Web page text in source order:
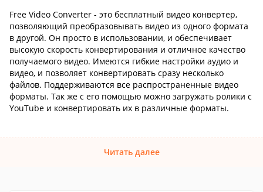
Free Video Converter - это бесплатный видео конвертер,
позволяющий преобразовывать видео из одного формата
в другой. Он просто в использовании, и обеспечивает
высокую скорость конвертирования и отличное качество
получаемого видео. Имеются гибкие настройки аудио и
видео, и позволяет конвертировать сразу несколько
файлов. Поддерживаются все распространенные видео
форматы. Так же с его помощью можно загружать ролики с
YouTube и конвертировать их в различные форматы.
Читать далее